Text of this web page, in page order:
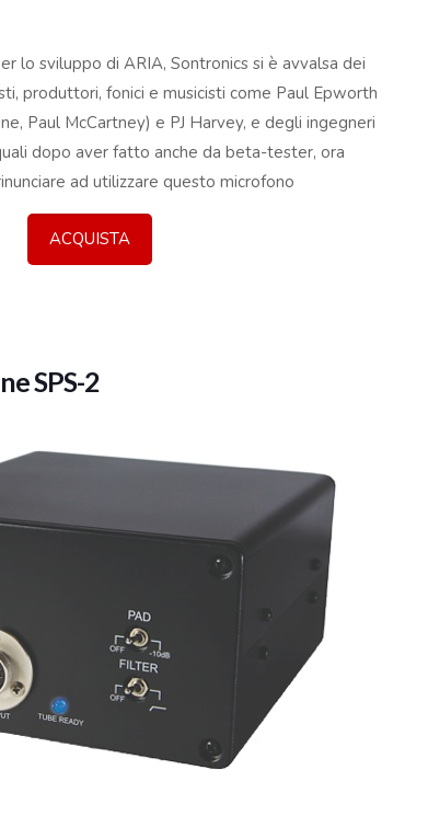
lo sviluppo di ARIA, Sontronics si è avvalsa dei
produttori, fonici e musicisti come Paul Epworth
Paul McCartney) e PJ Harvey, e degli ingegneri
dopo aver fatto anche da beta-tester, ora
ad utilizzare questo microfono
ACQUISTA
SPS-2